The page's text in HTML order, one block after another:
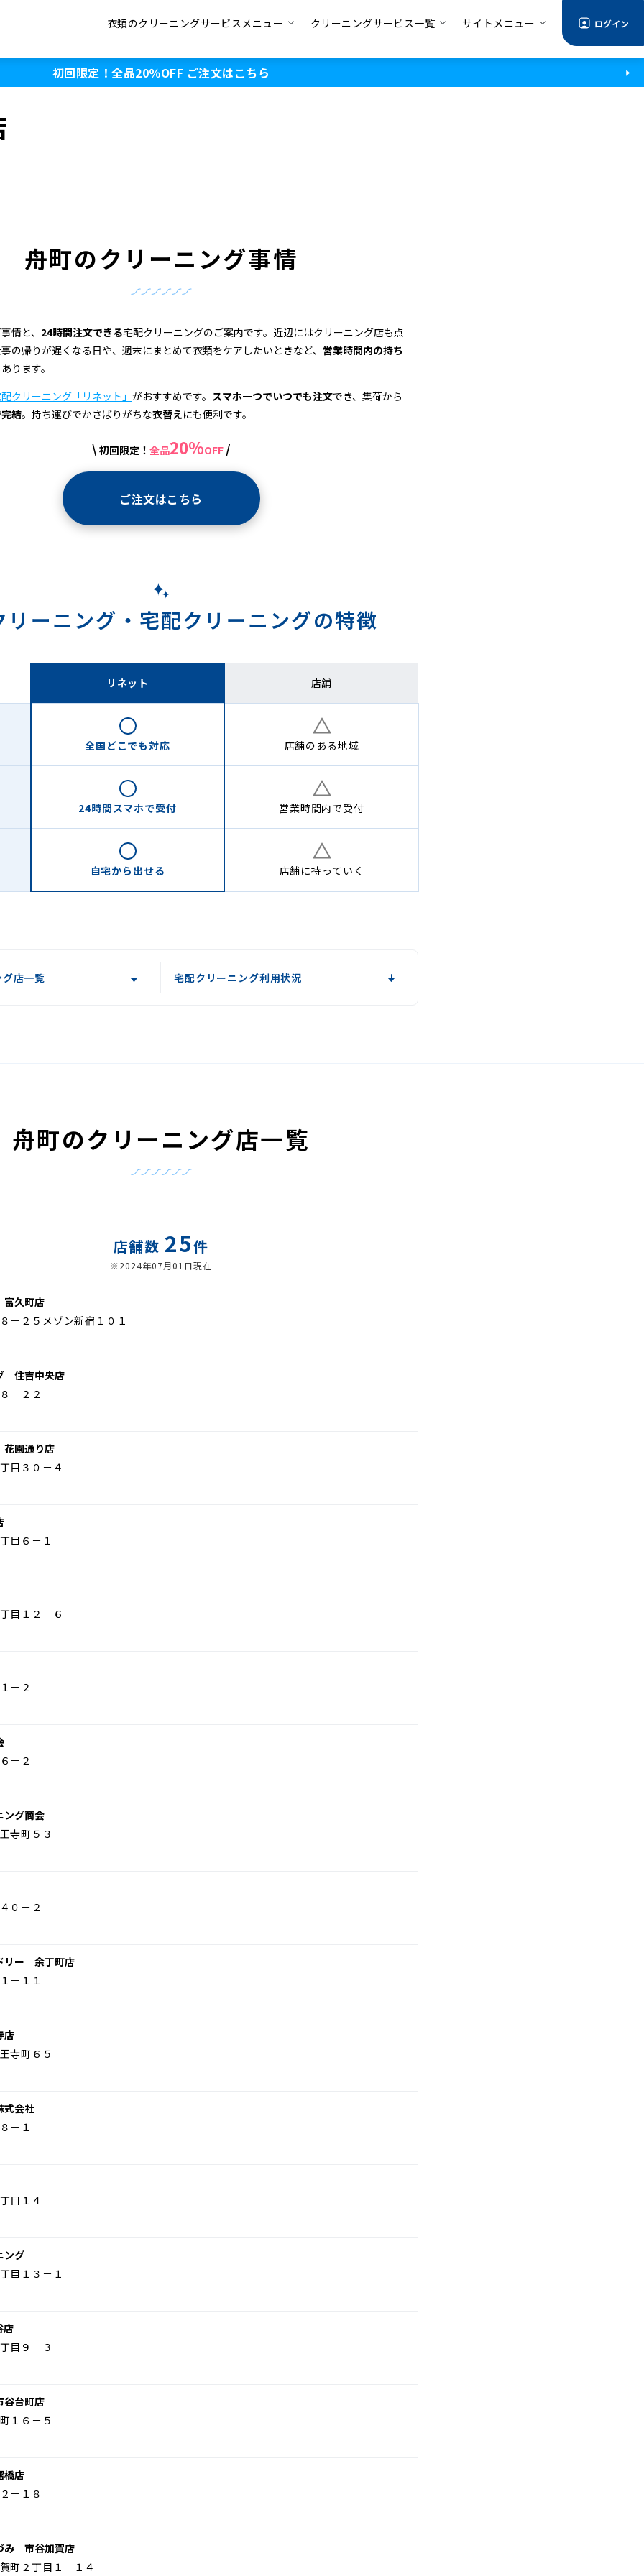
衣類のクリーニングサービスメニュー クリーニングサービス一覧 サイトメニュー ログイン
初回限定！全品20％OFF ご注文はこちら
舟町のクリーニング事情
情と、 24時間注文できる宅配クリーニングのご案内です。近辺にはクリーニング店も点
の帰りが遅くなる日や、週末にまとめて衣類をケアしたいときなど、 営業時間内の持ち
ります。
クリーニング「リネット」 がおすすめです。 スマホ一つでいつでも注文でき、集荷から
結。持ち運びでかさばりがちな衣替えにも便利です。
\ 初回限定！ 全品20%OFF /
ご注文はこちら
リーニング・ 宅配クリーニングの特徴
リネット 店舗
全国どこでも対応 店舗の ある地域
24時間スマホで受付 営業時間内で受付
自宅から 出せる 店舗に持っていく
店一覧 宅配クリーニング利用状況
舟町のクリーニング店一覧
店舗数 25件
※2024年07月01日現在
久町店
－２５メゾン新宿１０１
住吉中央店
－２２
園通り店
目３０－４
目６－１
目１２－６
－２
－２
ング商会
寺町５３
０－２
リー 余丁町店
－１１
店
寺町６５
式会社
－１
目１４
ング
目１３－１
店
目９－３
谷台町店
１６－５
橋店
－１８
み 市谷加賀店
町２丁目１－１４